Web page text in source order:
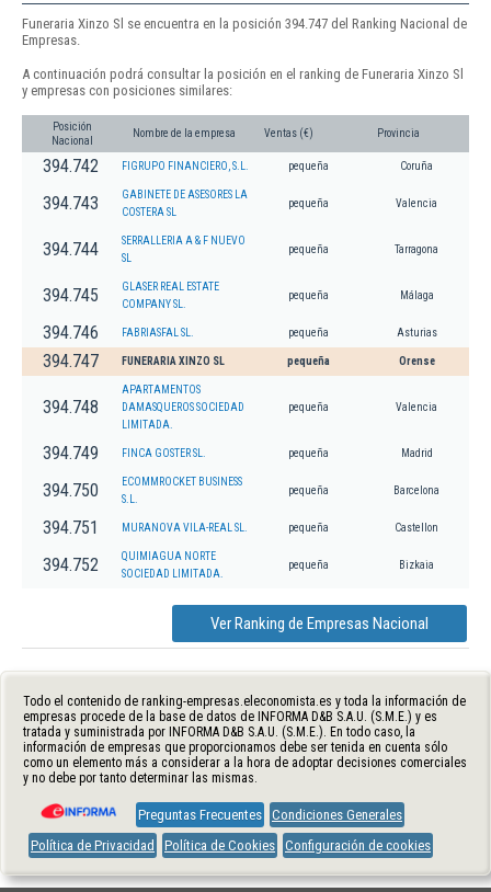
Funeraria Xinzo Sl se encuentra en la posición 394.747 del Ranking Nacional de
Empresas.
A continuación podrá consultar la posición en el ranking de Funeraria Xinzo Sl
y empresas con posiciones similares:
Posición
Nacional
Nombre de la empresa Ventas (€) Provincia
394.742 FIGRUPO FINANCIERO, S.L. pequeña Coruña
394.743
GABINETE DE ASESORES LA
COSTERA SL
pequeña Valencia
394.744
SERRALLERIA A & F NUEVO
SL
pequeña Tarragona
394.745
GLASER REAL ESTATE
COMPANY SL.
pequeña Málaga
394.746 FABRIASFAL SL. pequeña Asturias
394.747 FUNERARIA XINZO SL pequeña Orense
394.748
APARTAMENTOS
DAMASQUEROS SOCIEDAD
LIMITADA.
pequeña Valencia
394.749 FINCA GOSTER SL. pequeña Madrid
394.750
ECOMMROCKET BUSINESS
S.L.
pequeña Barcelona
394.751 MURANOVA VILA-REAL SL. pequeña Castellon
394.752
QUIMIAGUA NORTE
SOCIEDAD LIMITADA.
pequeña Bizkaia
Ver Ranking de Empresas Nacional
Todo el contenido de ranking-empresas.eleconomista.es y toda la información de
empresas procede de la base de datos de INFORMA D&B S.A.U. (S.M.E.) y es
tratada y suministrada por INFORMA D&B S.A.U. (S.M.E.). En todo caso, la
información de empresas que proporcionamos debe ser tenida en cuenta sólo
como un elemento más a considerar a la hora de adoptar decisiones comerciales
y no debe por tanto determinar las mismas.
Preguntas Frecuentes Condiciones Generales
Política de Privacidad
Política de Cookies Configuración de cookies